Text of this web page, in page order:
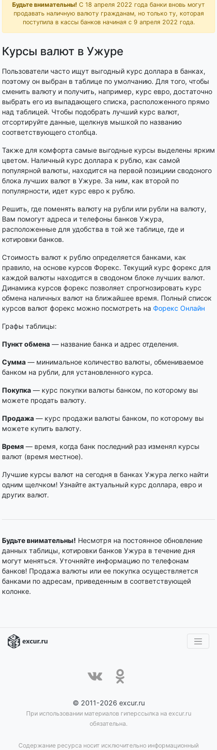
Будьте внимательны! С 18 апреля 2022 года банки вновь могут
продавать наличную валюту гражданам, но только ту, которая
поступила в кассы банков начиная с 9 апреля 2022 года.
Курсы валют в Ужуре
Пользователи часто ищут выгодный курс доллара в банках,
поэтому он выбран в таблице по умолчанию. Для того, чтобы
сменить валюту и получить, например, курс евро, достаточно
выбрать его из выпадающего списка, расположенного прямо
над таблицей. Чтобы подобрать лучший курс валют,
отсортируйте данные, щелкнув мышкой по названию
соответствующего столбца.
Также для комфорта самые выгодные курсы выделены ярким
цветом. Наличный курс доллара к рублю, как самой
популярной валюты, находится на первой позициии сводоного
блока лучших валют в Ужуре. За ним, как второй по
популярности, идет курс евро к рублю.
Решить, где поменять валюту на рубли или рубли на валюту,
Вам помогут адреса и телефоны банков Ужура,
расположенные для удобства в той же таблице, где и
котировки банков.
Стоимость валют к рублю определяется банками, как
правило, на основе курсов Форекс. Текущий курс форекс для
каждой валюты находится в сводоном блоке лучших валют.
Динамика курсов форекс позволяет спрогнозировать курс
обмена наличных валют на ближайшее время. Полный список
курсов валют форекс можно посмотреть на Форекс Онлайн
Графы таблицы:
Пункт обмена — название банка и адрес отделения.
Сумма — минимальное количество валюты, обмениваемое
банком на рубли, для установленного курса.
Покупка — курс покупки валюты банком, по которому вы
можете продать валюту.
Продажа — курс продажи валюты банком, по которому вы
можете купить валюту.
Время — время, когда банк последний раз изменял курсы
валют (время местное).
Лучшие курсы валют на сегодня в банках Ужура легко найти
одним щелчком! Узнайте актуальный курс доллара, евро и
других валют.
Будьте внимательны! Несмотря на постоянное обновление
данных таблицы, котировки банков Ужура в течение дня
могут меняться. Уточняйте информацию по телефонам
банков! Продажа валюты или ее покупка осуществляется
банками по адресам, приведенным в соответствующей
колонке.
© 2011-2026 excur.ru
При использовании материалов гиперссылка на excur.ru
обязательна.
Содержание ресурса носит исключительно информационный